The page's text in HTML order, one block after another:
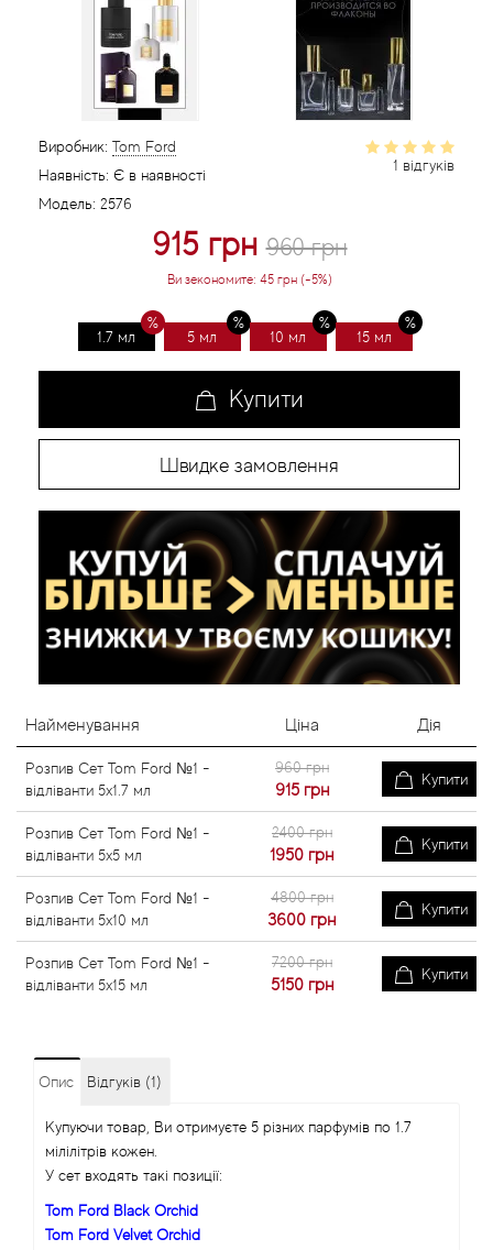
1 відгуків
Виробник: Tom Ford
Наявність: Є в наявності
Модель: 2576
915 грн960 грн
Ви зекономите: 45 грн (-5%)
1.7 мл 5 мл 10 мл 15 мл
Купити
Швидке замовлення
Найменування Ціна Дія
Розпив Сет Tom Ford №1 -
відліванти 5x1.7 мл
960 грн
915 грн
Купити
Розпив Сет Tom Ford №1 -
відліванти 5x5 мл
2400 грн
1950 грн
Купити
Розпив Сет Tom Ford №1 -
відліванти 5x10 мл
4800 грн
3600 грн
Купити
Розпив Сет Tom Ford №1 -
відліванти 5x15 мл
7200 грн
5150 грн
Купити
Опис Відгуків (1)
Купуючи товар, Ви отримуєте 5 різних парфумів по 1.7
мілілітрів кожен.
У сет входять такі позиції:
Tom Ford Black Orchid
Tom Ford Velvet Orchid